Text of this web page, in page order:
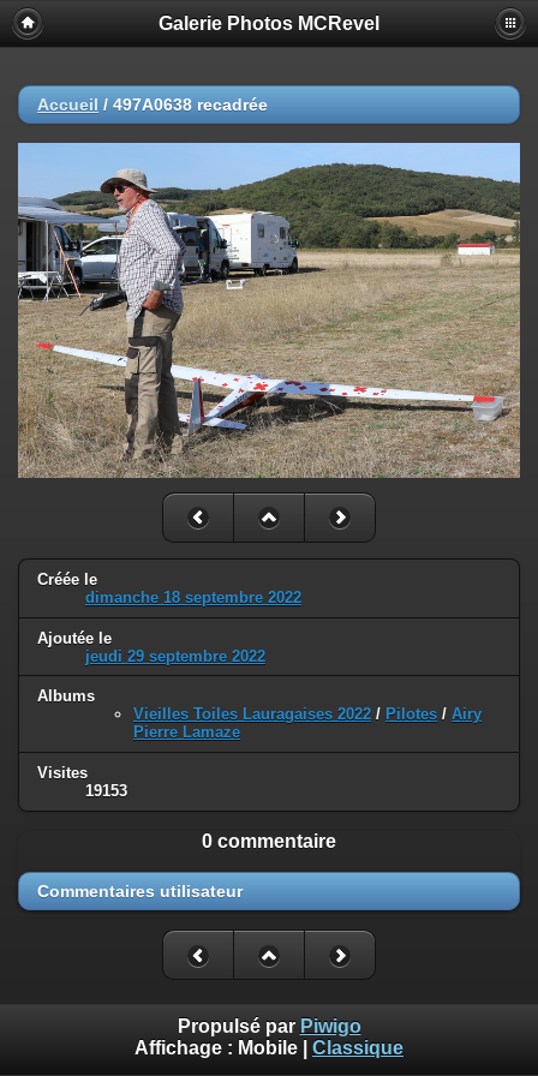
Galerie Photos MCRevel
Accueil / 497A0638 recadrée
Créée le
dimanche 18 septembre 2022
Ajoutée le
jeudi 29 septembre 2022
Albums
Vieilles Toiles Lauragaises 2022 / Pilotes / Airy
Pierre Lamaze
Visites
19153
0 commentaire
Commentaires utilisateur
Propulsé par Piwigo
Affichage : Mobile Classique